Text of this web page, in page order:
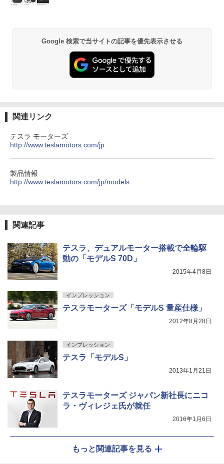
Google 検索で当サイトの記事を優先表示させる
関連リンク
テスラ モーターズ
http://www.teslamotors.com/jp
製品情報
http://www.teslamotors.com/jp/models
関連記事
テスラ、デュアルモーター搭載で全輪駆
動の「モデルS 70D」
2015年4月8日
インプレッション
テスラモーターズ「モデルS 量産仕様」
2012年8月28日
インプレッション
テスラ「モデルS」
2013年1月21日
テスラモーターズ ジャパン新社長にニコ
ラ・ヴィレジェ氏が就任
2016年1月6日
もっと関連記事を見る